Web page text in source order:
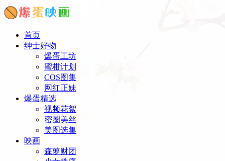
首页
绅士好物
爆蛋工坊
蜜柑计划
COS图集
网红正妹
爆蛋精选
视频花絮
密圈美丝
美图选集
映画
森萝财团